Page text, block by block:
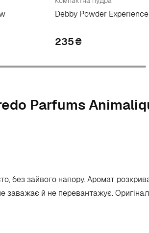
Debby Powder
235₴
Parfums
без зайвого напору. Аромат
заважає й не перевантажує.